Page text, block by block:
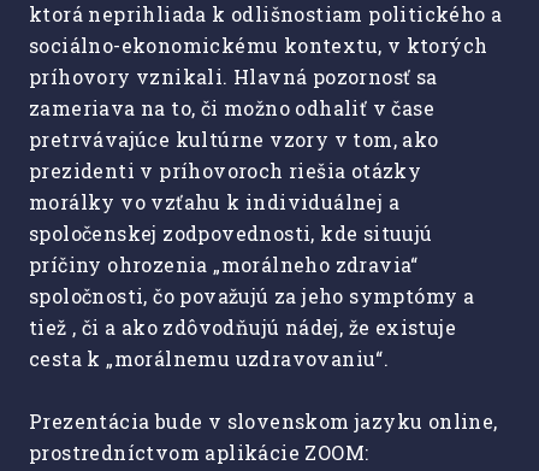
ktorá neprihliada k odlišnostiam politického a
sociálno-ekonomickému kontextu, v ktorých
príhovory vznikali. Hlavná pozornosť sa
zameriava na to, či možno odhaliť v čase
pretrvávajúce kultúrne vzory v tom, ako
prezidenti v príhovoroch riešia otázky
morálky vo vzťahu k individuálnej a
spoločenskej zodpovednosti, kde situujú
príčiny ohrozenia „morálneho zdravia“
spoločnosti, čo považujú za jeho symptómy a
tiež , či a ako zdôvodňujú nádej, že existuje
cesta k „morálnemu uzdravovaniu“.
Prezentácia bude v slovenskom jazyku online,
prostredníctvom aplikácie ZOOM: